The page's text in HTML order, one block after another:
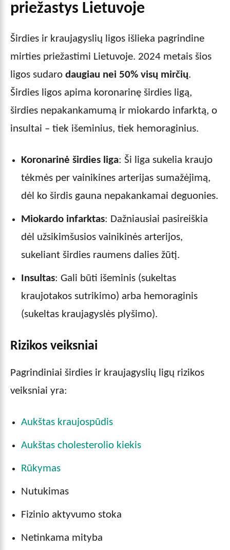
priežastys Lietuvoje
Širdies ir kraujagyslių ligos išlieka pagrindine
mirties priežastimi Lietuvoje. 2024 metais šios
ligos sudaro daugiau nei 50% visų mirčių.
Širdies ligos apima koronarinę širdies ligą,
širdies nepakankamumą ir miokardo infarktą, o
insultai – tiek išeminius, tiek hemoraginius.
Koronarinė širdies liga: Ši liga sukelia kraujo
tėkmės per vainikines arterijas sumažėjimą,
dėl ko širdis gauna nepakankamai deguonies.
Miokardo infarktas: Dažniausiai pasireiškia
dėl užsikimšusios vainikinės arterijos,
sukeliant širdies raumens dalies žūtį.
Insultas: Gali būti išeminis (sukeltas
kraujotakos sutrikimo) arba hemoraginis
(sukeltas kraujagyslės plyšimo).
Rizikos veiksniai
Pagrindiniai širdies ir kraujagyslių ligų rizikos
veiksniai yra:
Aukštas kraujospūdis
Aukštas cholesterolio kiekis
Rūkymas
Nutukimas
Fizinio aktyvumo stoka
Netinkama mityba